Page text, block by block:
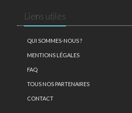
Liens utiles
QUI SOMMES-NOUS ?
MENTIONS LÉGALES
FAQ
TOUS NOS PARTENAIRES
CONTACT